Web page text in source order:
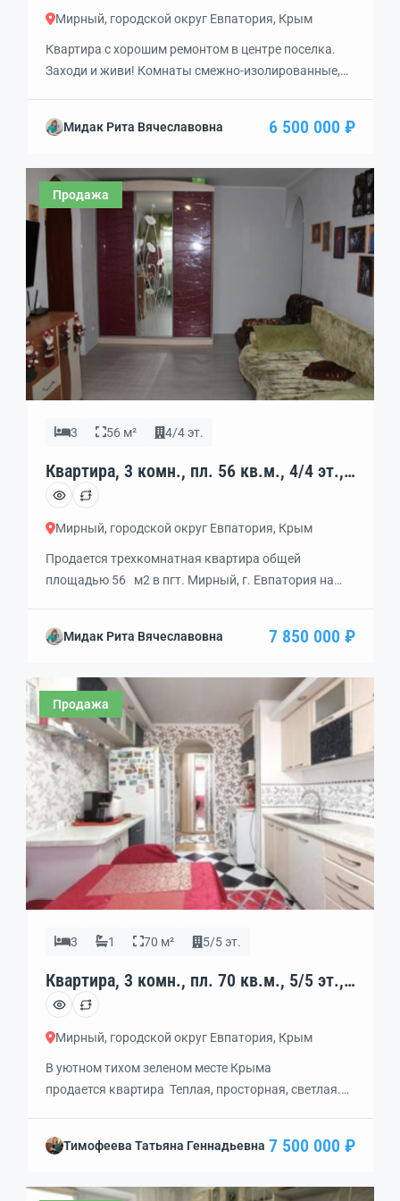
Мирный, городской округ Евпатория, Крым
Квартира с хорошим ремонтом в центре поселка.
Заходи и живи! Комнаты смежно-изолированные,
Мидак Рита Вячеславовна
6 500 000 ₽
Продажа
3 56 м² 4/4 эт.
Квартира, 3 комн., пл. 56 кв.м., 4/4 эт.,
код: 36083
Мирный, городской округ Евпатория, Крым
Продается трехкомнатная квартира общей
площадью 56 м2 в пгт. Мирный, г. Евпатория на
металлическая. Изолированные спальни, зал,
кухня- гостинная. В квартире остаётся вся мебель.
Санузел совмещён. Душевая кабина. На горячую
воду установлен газовый котел. Квартира в центре
[…]
Мидак Рита Вячеславовна 7 850 000 ₽
Продажа
3 1 70 м² 5/5 эт.
Квартира, 3 комн., пл. 70 кв.м., 5/5 эт.,
код: 452847
Мирный, городской округ Евпатория, Крым
В уютном тихом зеленом месте Крыма
продается квартира Теплая, просторная, светлая.
облицованы кафелем. Поменяны новые
стеклопакет. Подъезд чистый, хорошие соседи. В
Тимофеева Татьяна Геннадьевна 7 500 000 ₽